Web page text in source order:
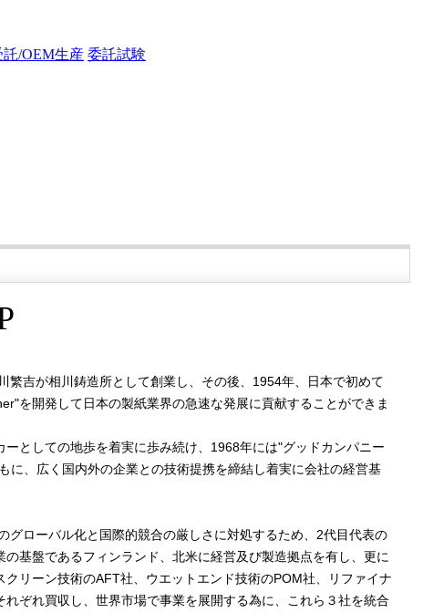
/OEM生産 委託試験
繁吉が相川鋳造所として創業し、その後、1954年、日本で初めて
を開発して日本の製紙業界の急速な発展に貢献することができま
ーとしての地歩を着実に歩み続け、1968年には"グッドカンパニー
に、広く国内外の企業との技術提携を締結し着実に会社の経営基
グローバル化と国際的競合の厳しさに対処するため、2代目代表の
基盤であるフィンランド、北米に経営及び製造拠点を有し、更に
リーン技術のAFT社、ウエットエンド技術のPOM社、リファイナ
ぞれ買収し、世界市場で事業を展開する為に、これら３社を統合